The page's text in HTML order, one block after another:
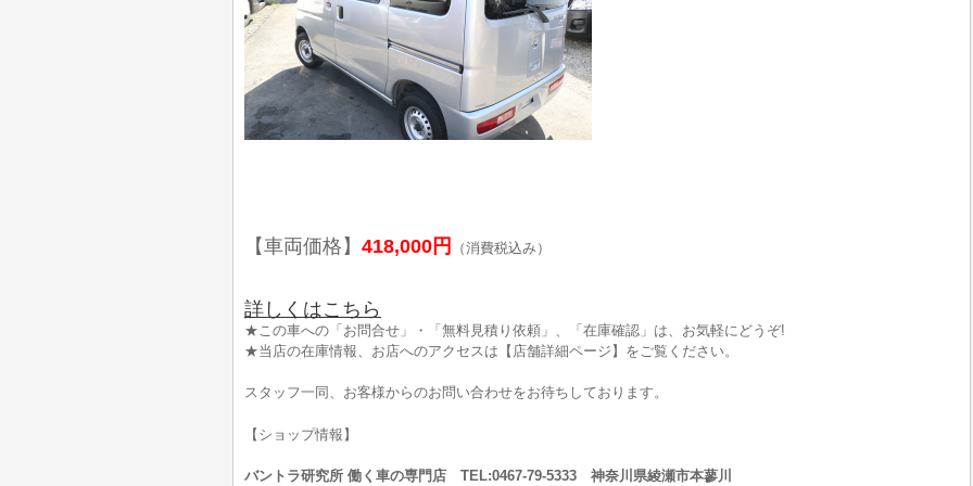
【車両価格】 418,000円 （消費税込み）
詳しくはこちら
★この車への「お問合せ」・「無料見積り依頼」、「在庫確認」は、お気軽にどうぞ!
★当店の在庫情報、お店へのアクセスは【店舗詳細ページ】をご覧ください。
スタッフ一同、お客様からのお問い合わせをお待ちしております。
【ショップ情報】
バントラ研究所 働く車の専門店 TEL:0467-79-5333 神奈川県綾瀬市本蓼川